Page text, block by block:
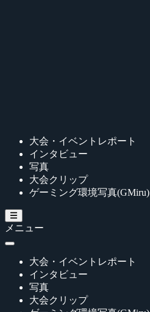
大会・イベントレポート
インタビュー
写真
大会クリップ
ゲーミング環境写真(GMiru)
メニュー
大会・イベントレポート
インタビュー
写真
大会クリップ